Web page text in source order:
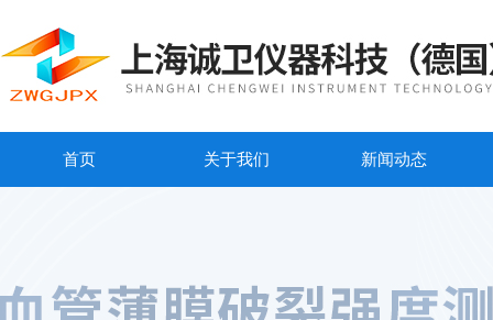
首页 关于我们 新闻动态